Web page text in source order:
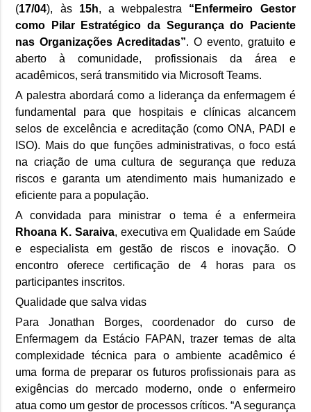
(17/04), às 15h, a webpalestra “Enfermeiro Gestor
como Pilar Estratégico da Segurança do Paciente
nas Organizações Acreditadas”. O evento, gratuito e
aberto à comunidade, profissionais da área e
acadêmicos, será transmitido via Microsoft Teams.
A palestra abordará como a liderança da enfermagem é
fundamental para que hospitais e clínicas alcancem
selos de excelência e acreditação (como ONA, PADI e
ISO). Mais do que funções administrativas, o foco está
na criação de uma cultura de segurança que reduza
riscos e garanta um atendimento mais humanizado e
eficiente para a população.
A convidada para ministrar o tema é a enfermeira
Rhoana K. Saraiva, executiva em Qualidade em Saúde
e especialista em gestão de riscos e inovação. O
encontro oferece certificação de 4 horas para os
participantes inscritos.
Qualidade que salva vidas
Para Jonathan Borges, coordenador do curso de
Enfermagem da Estácio FAPAN, trazer temas de alta
complexidade técnica para o ambiente acadêmico é
uma forma de preparar os futuros profissionais para as
exigências do mercado moderno, onde o enfermeiro
atua como um gestor de processos críticos. “A segurança